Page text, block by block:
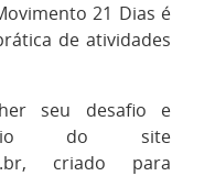
21 Dias é
de atividades
seu desafio e
do site
criado para